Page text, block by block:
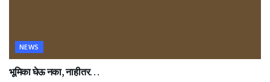
NEWS
भूमिका घेऊ नका, नाहीतर…